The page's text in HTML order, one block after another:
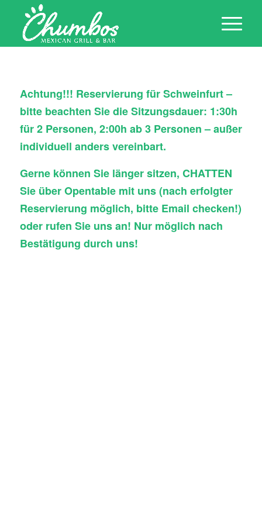
Achtung!!! Reservierung für Schweinfurt –
bitte beachten Sie die Sitzungsdauer: 1:30h
für 2 Personen, 2:00h ab 3 Personen – außer
individuell anders vereinbart.
Gerne können Sie länger sitzen, CHATTEN
Sie über Opentable mit uns (nach erfolgter
Reservierung möglich, bitte Email checken!)
oder rufen Sie uns an! Nur möglich nach
Bestätigung durch uns!